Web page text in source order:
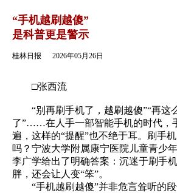
“手机越刷越傻”
是科普更是警示
桂林日报 2026年05月26日
□张西流
“别再刷手机了，越刷越傻”“再这
了”……在人手一部智能手机的时代，
遍，这样的“提醒”也不绝于耳。刷手
吗？宁波大学附属康宁医院儿童青少
李广学给出了明确答案：沉迷于刷手
胖，还会让人变“笨”。
“手机越刷越傻”并非危言耸听的段